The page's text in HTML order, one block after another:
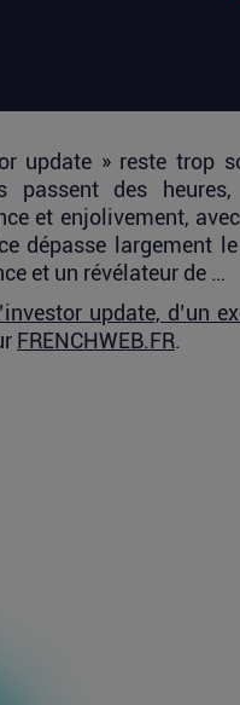
update » reste trop
passent des
et enjolivement,
dépasse largement
et un révélateur de …
update, d’un
FRENCHWEB.FR.